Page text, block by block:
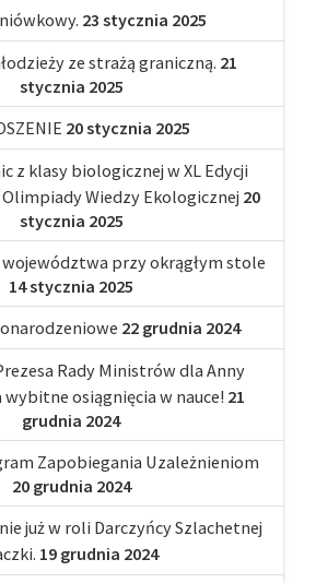
23 stycznia 2025
ze strażą graniczną. 21
stycznia 2025
20 stycznia 2025
z klasy biologicznej w XL Edycji
Wiedzy Ekologicznej 20
stycznia 2025
województwa przy okrągłym stole
14 stycznia 2025
22 grudnia 2024
Rady Ministrów dla Anny
wybitne osiągnięcia w nauce! 21
grudnia 2024
Zapobiegania Uzależnieniom
20 grudnia 2024
już w roli Darczyńcy Szlachetnej
19 grudnia 2024